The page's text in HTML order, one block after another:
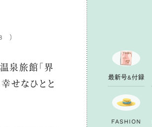
泉旅館「界
せなひとと
最新号&付録
FAS H ION